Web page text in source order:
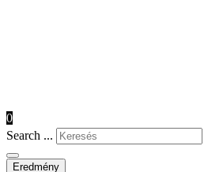
0
Search ...
Eredmény